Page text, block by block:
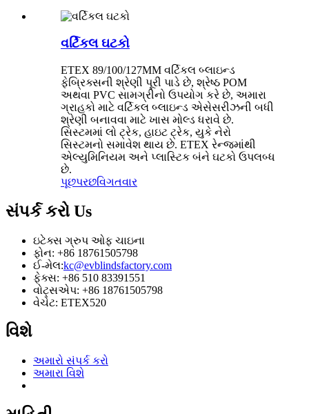
વર્ટિકલ ઘટકો
ETEX 89/100/127MM વર્ટિકલ બ્લાઇન્ડ
ફેબ્રિક્સની શ્રેણી પૂરી પાડે છે, શ્રેષ્ઠ POM
અથવા PVC સામગ્રીનો ઉપયોગ કરે છે, અમારા
ગ્રાહકો માટે વર્ટિકલ બ્લાઇન્ડ એસેસરીઝની બધી
શ્રેણી બનાવવા માટે ખાસ મોલ્ડ ધરાવે છે.
સિસ્ટમમાં લો ટ્રેક, હાઇટ ટ્રેક, યુકે નેરો
સિસ્ટમનો સમાવેશ થાય છે. ETEX રેન્જમાંથી
એલ્યુમિનિયમ અને પ્લાસ્ટિક બંને ઘટકો ઉપલબ્ધ
છે.
પૂછપરછવિગતવાર
સંપર્ક કરો Us
ઇટેક્સ ગ્રુપ ઓફ ચાઇના
ફોન: +86 18761505798
ઈ-મેલ:kc@evblindsfactory.com
ફેક્સ: +86 510 83391551
વોટ્સએપ: +86 18761505798
વેચેટ: ETEX520
વિશે
અમારો સંપર્ક કરો
અમારા વિશે